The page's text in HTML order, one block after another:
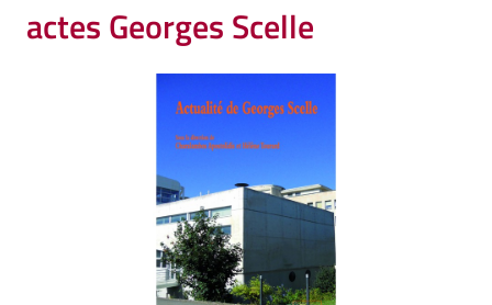
actes Georges Scelle